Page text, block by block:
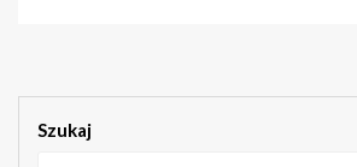
Szukaj